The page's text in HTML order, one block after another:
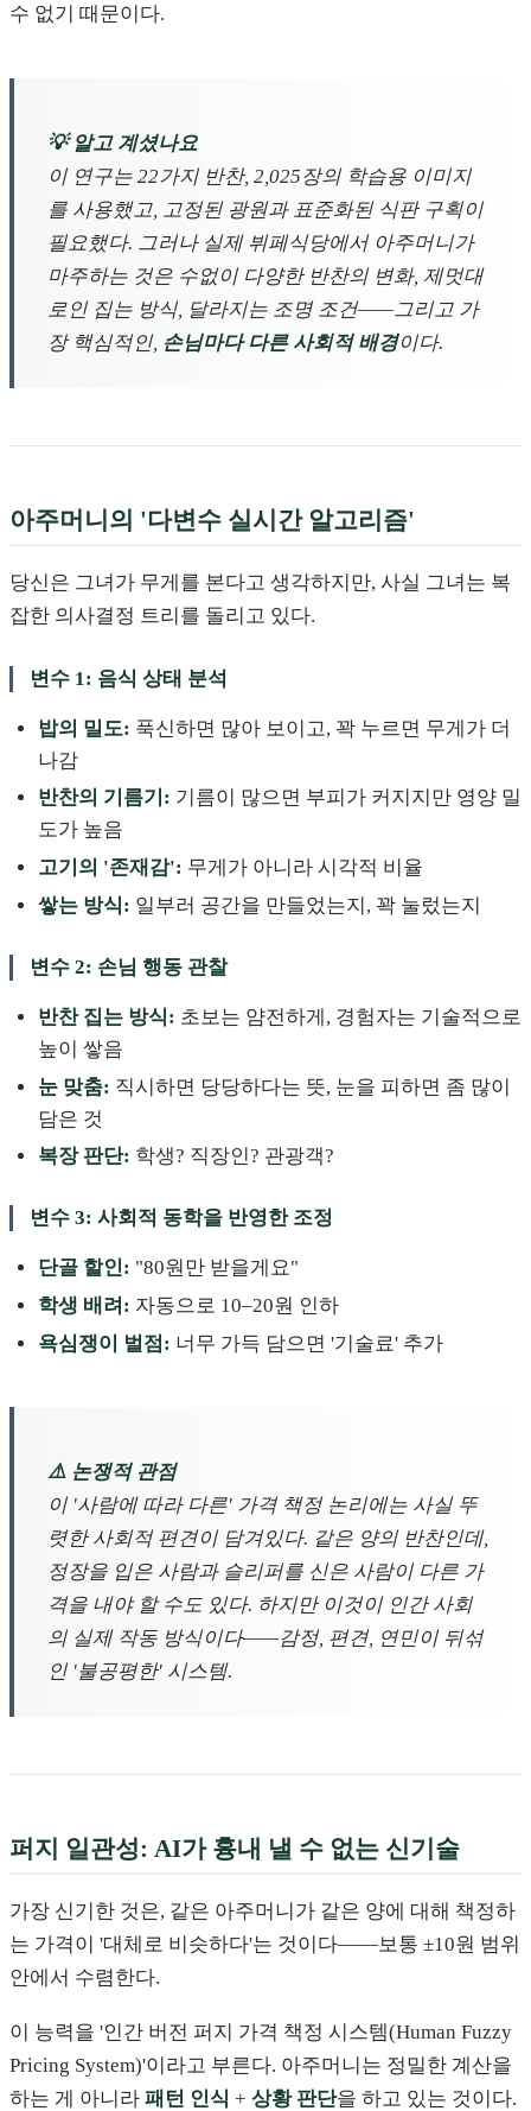
수 없기 때문이다.
💡 알고 계셨나요
이 연구는 22가지 반찬, 2,025장의 학습용 이미지
를 사용했고, 고정된 광원과 표준화된 식판 구획이
필요했다. 그러나 실제 뷔페식당에서 아주머니가
마주하는 것은 수없이 다양한 반찬의 변화, 제멋대
로인 집는 방식, 달라지는 조명 조건——그리고 가
장 핵심적인, 손님마다 다른 사회적 배경이다.
아주머니의 '다변수 실시간 알고리즘'
당신은 그녀가 무게를 본다고 생각하지만, 사실 그녀는 복
잡한 의사결정 트리를 돌리고 있다.
변수 1: 음식 상태 분석
밥의 밀도: 푹신하면 많아 보이고, 꽉 누르면 무게가 더
나감
반찬의 기름기: 기름이 많으면 부피가 커지지만 영양 밀
도가 높음
고기의 '존재감': 무게가 아니라 시각적 비율
쌓는 방식: 일부러 공간을 만들었는지, 꽉 눌렀는지
변수 2: 손님 행동 관찰
반찬 집는 방식: 초보는 얌전하게, 경험자는 기술적으로
높이 쌓음
눈 맞춤: 직시하면 당당하다는 뜻, 눈을 피하면 좀 많이
담은 것
복장 판단: 학생? 직장인? 관광객?
변수 3: 사회적 동학을 반영한 조정
단골 할인: "80원만 받을게요"
학생 배려: 자동으로 10–20원 인하
욕심쟁이 벌점: 너무 가득 담으면 '기술료' 추가
⚠️ 논쟁적 관점
이 '사람에 따라 다른' 가격 책정 논리에는 사실 뚜
렷한 사회적 편견이 담겨있다. 같은 양의 반찬인데,
정장을 입은 사람과 슬리퍼를 신은 사람이 다른 가
격을 내야 할 수도 있다. 하지만 이것이 인간 사회
의 실제 작동 방식이다——감정, 편견, 연민이 뒤섞
인 '불공평한' 시스템.
퍼지 일관성: AI가 흉내 낼 수 없는 신기술
가장 신기한 것은, 같은 아주머니가 같은 양에 대해 책정하
는 가격이 '대체로 비슷하다'는 것이다——보통 ±10원 범위
안에서 수렴한다.
이 능력을 '인간 버전 퍼지 가격 책정 시스템(Human Fuzzy
Pricing System)'이라고 부른다. 아주머니는 정밀한 계산을
하는 게 아니라 패턴 인식 + 상황 판단을 하고 있는 것이다.